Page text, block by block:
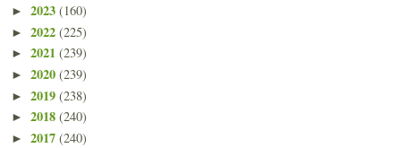
► 2023 (160)
► 2022 (225)
► 2021 (239)
► 2020 (239)
► 2019 (238)
► 2018 (240)
► 2017 (240)